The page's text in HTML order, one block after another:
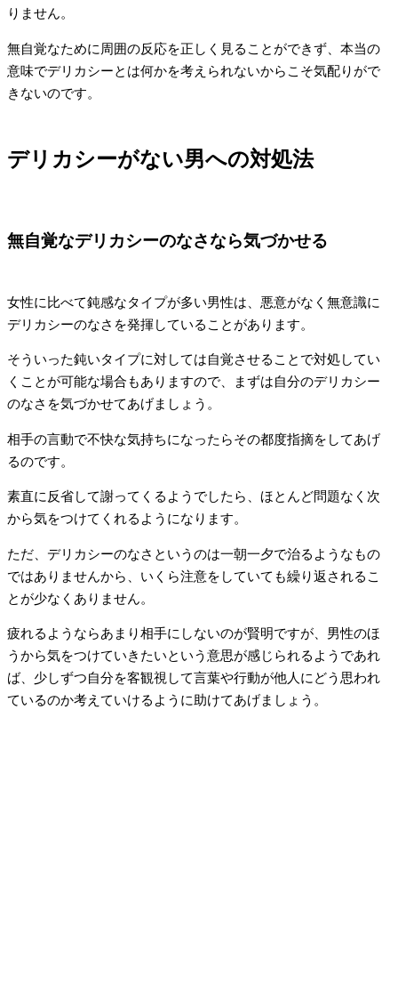
りません。
無自覚なために周囲の反応を正しく見ることができず、本当の
意味でデリカシーとは何かを考えられないからこそ気配りがで
きないのです。
デリカシーがない男への対処法
無自覚なデリカシーのなさなら気づかせる
女性に比べて鈍感なタイプが多い男性は、悪意がなく無意識に
デリカシーのなさを発揮していることがあります。
そういった鈍いタイプに対しては自覚させることで対処してい
くことが可能な場合もありますので、まずは自分のデリカシー
のなさを気づかせてあげましょう。
相手の言動で不快な気持ちになったらその都度指摘をしてあげ
るのです。
素直に反省して謝ってくるようでしたら、ほとんど問題なく次
から気をつけてくれるようになります。
ただ、デリカシーのなさというのは一朝一夕で治るようなもの
ではありませんから、いくら注意をしていても繰り返されるこ
とが少なくありません。
疲れるようならあまり相手にしないのが賢明ですが、男性のほ
うから気をつけていきたいという意思が感じられるようであれ
ば、少しずつ自分を客観視して言葉や行動が他人にどう思われ
ているのか考えていけるように助けてあげましょう。